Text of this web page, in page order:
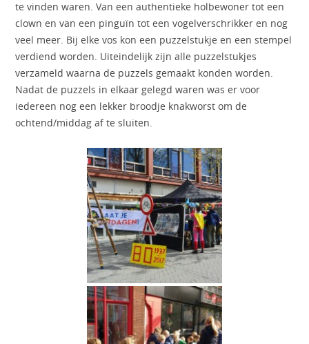
te vinden waren. Van een authentieke holbewoner tot een
clown en van een pinguïn tot een vogelverschrikker en nog
veel meer. Bij elke vos kon een puzzelstukje en een stempel
verdiend worden. Uiteindelijk zijn alle puzzelstukjes
verzameld waarna de puzzels gemaakt konden worden.
Nadat de puzzels in elkaar gelegd waren was er voor
iedereen nog een lekker broodje knakworst om de
ochtend/middag af te sluiten.